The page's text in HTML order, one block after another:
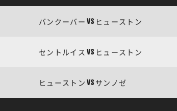
バンクーバー VS ヒューストン
セントルイス VS ヒューストン
ヒューストン VS サンノゼ